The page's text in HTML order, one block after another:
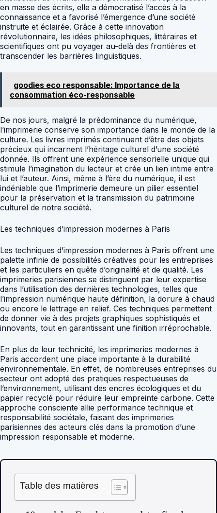
en masse des écrits, elle a démocratisé l’accès à la
connaissance et a favorisé l’émergence d’une société
instruite et éclairée. Grâce à cette innovation
révolutionnaire, les idées philosophiques, littéraires et
scientifiques ont pu voyager au-delà des frontières et
transcender les barrières linguistiques.
goodies eco responsable: Importance de la
consommation éco-responsable
De nos jours, malgré la prédominance du numérique,
l’imprimerie conserve son importance dans le monde de la
culture. Les livres imprimés continuent d’être des objets
précieux qui incarnent l’héritage culturel d’une société
donnée. Ils offrent une expérience sensorielle unique qui
stimule l’imagination du lecteur et crée un lien intime entre
lui et l’auteur. Ainsi, même à l’ère du numérique, il est
indéniable que l’imprimerie demeure un pilier essentiel
pour la préservation et la transmission du patrimoine
culturel de notre société.
Les techniques d’impression modernes à Paris
Les techniques d’impression modernes à Paris offrent une
palette infinie de possibilités créatives pour les entreprises
et les particuliers en quête d’originalité et de qualité. Les
imprimeries parisiennes se distinguent par leur expertise
dans l’utilisation des dernières technologies, telles que
l’impression numérique haute définition, la dorure à chaud
ou encore le lettrage en relief. Ces techniques permettent
de donner vie à des projets graphiques sophistiqués et
innovants, tout en garantissant une finition irréprochable.
En plus de leur technicité, les imprimeries modernes à
Paris accordent une place importante à la durabilité
environnementale. En effet, de nombreuses entreprises du
secteur ont adopté des pratiques respectueuses de
l’environnement, utilisant des encres écologiques et du
papier recyclé pour réduire leur empreinte carbone. Cette
approche consciente allie performance technique et
responsabilité sociétale, faisant des imprimeries
parisiennes des acteurs clés dans la promotion d’une
impression responsable et moderne.
Table des matières